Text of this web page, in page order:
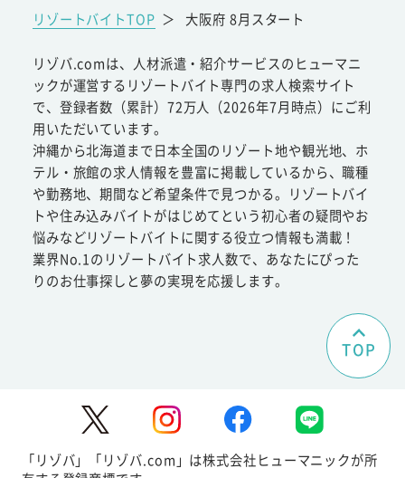
リゾートバイトTOP ＞ 大阪府 8月スタート
リゾバ.comは、人材派遣・紹介サービスのヒューマニ
ックが運営するリゾートバイト専門の求人検索サイト
で、登録者数（累計）72万人（2026年7月時点）にご利
用いただいています。
沖縄から北海道まで日本全国のリゾート地や観光地、ホ
テル・旅館の求人情報を豊富に掲載しているから、職種
や勤務地、期間など希望条件で見つかる。リゾートバイ
トや住み込みバイトがはじめてという初心者の疑問やお
悩みなどリゾートバイトに関する役立つ情報も満載！
業界No.1のリゾートバイト求人数で、あなたにぴった
りのお仕事探しと夢の実現を応援します。
TOP
「リゾバ」「リゾバ.com」は株式会社ヒューマニックが所